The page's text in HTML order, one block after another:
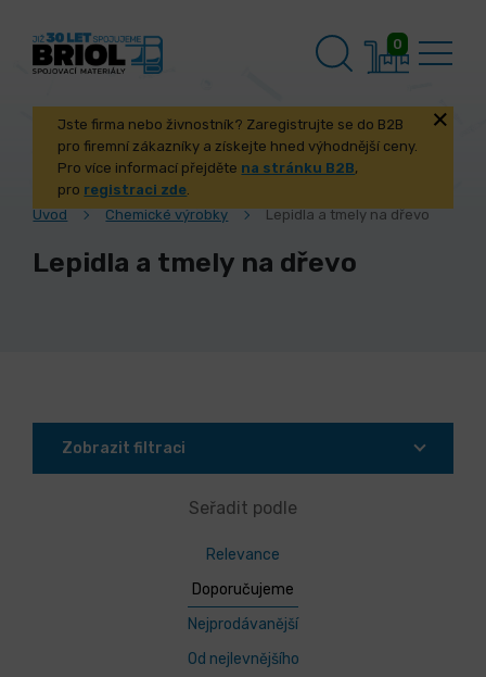
0
Jste firma nebo živnostník? Zaregistrujte se do B2B
pro firemní zákazníky a získejte hned výhodnější ceny.
Pro více informací přejděte na stránku B2B,
pro registraci zde.
Úvod
Chemické výrobky Lepidla a tmely na dřevo
Lepidla a tmely na dřevo
Zobrazit filtraci
Seřadit podle
Relevance
Doporučujeme
Nejprodávanější
Od nejlevnějšího